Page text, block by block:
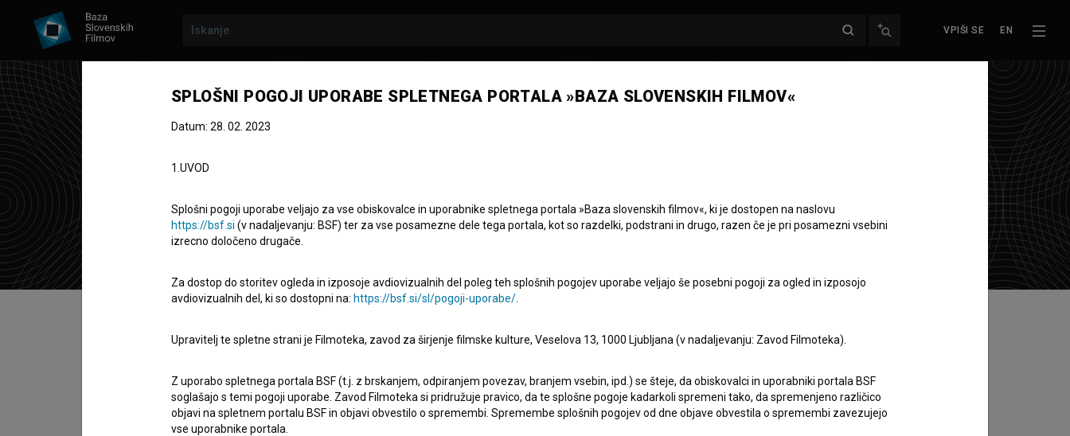
VPIŠI SE EN
Jasna Podreka je avtorica literarne predloge. Najnovejši projekti, pri katerih je sodelovala, soZačelo se
je z zaupanjem: Vse bo v redu (2020),Začelo se je z zaupanjem: Nisem rekla ja (2020)inZačelo se je
z zaupanjem: Upanje umre zadnje (2020)
SPLOŠNI POGOJI UPORABE SPLETNEGA PORTALA »BAZA SLOVENSKIH FILMOV«
Datum: 28. 02. 2023
1.UVOD
Splošni pogoji uporabe veljajo za vse obiskovalce in uporabnike spletnega portala »Baza slovenskih filmov«, ki je dostopen na naslovu
https://bsf.si (v nadaljevanju: BSF) ter za vse posamezne dele tega portala, kot so razdelki, podstrani in drugo, razen če je pri posamezni vsebini
izrecno določeno drugače.
Za dostop do storitev ogleda in izposoje avdiovizualnih del poleg teh splošnih pogojev uporabe veljajo še posebni pogoji za ogled in izposojo
avdiovizualnih del, ki so dostopni na: https://bsf.si/sl/pogoji-uporabe/
Upravitelj te spletne strani je Filmoteka, zavod za širjenje filmske kulture, Veselova 13, 1000 Ljubljana (v nadaljevanju: Zavod Filmoteka).
Z uporabo spletnega portala BSF (t.j. z brskanjem, odpiranjem povezav, branjem vsebin, ipd.) se šteje, da obiskovalci in uporabniki portala BSF
soglašajo s temi pogoji uporabe. Zavod Filmoteka si pridružuje pravico, da te splošne pogoje kadarkoli spremeni tako, da spremenjeno različico
objavi na spletnem portalu BSF in objavi obvestilo o spremembi. Spremembe splošnih pogojev od dne objave obvestila o spremembi zavezujejo
vse uporabnike portala.